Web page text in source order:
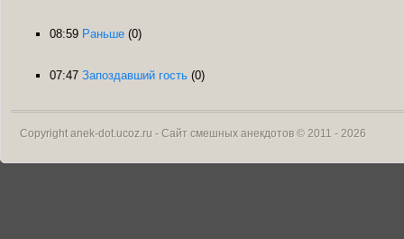
08:59 Раньше (0)
07:47 Запоздавший гость (0)
Copyrightanek-dot.ucoz.ru - Сайт смешных анекдотов © 2011 - 2026